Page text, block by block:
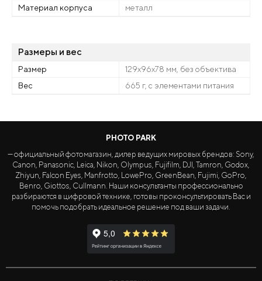
Материал корпуса
металл
Размеры и вес
Размер
129x96x78 мм, без объектива
Вес
665 г, с элементами питания
PHOTO PARK
— официальный фотомагазин, дилер ведущих мировых брендов: Sony,
Canon, Panasonic, Leica, Nikon, Olympus, Fujifilm, DJI, Tamron, Godox,
Zhiyun, Falcon Eyes, Manfrotto, LowePro, GreenBean, Fujimi, GoPro,
Benro, Giottos, Cullmann. Наши консультанты профессионально
разбираются в цифровой технике, готовы проконсультировать Вас и
помочь подобрать идеальное решение под ваши задачи.